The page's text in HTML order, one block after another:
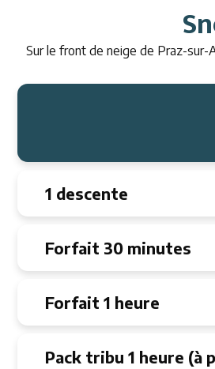
Sur le front de neige de Praz-
1 descente
Forfait 30 minutes
Forfait 1 heure
Pack tribu 1 heure (à